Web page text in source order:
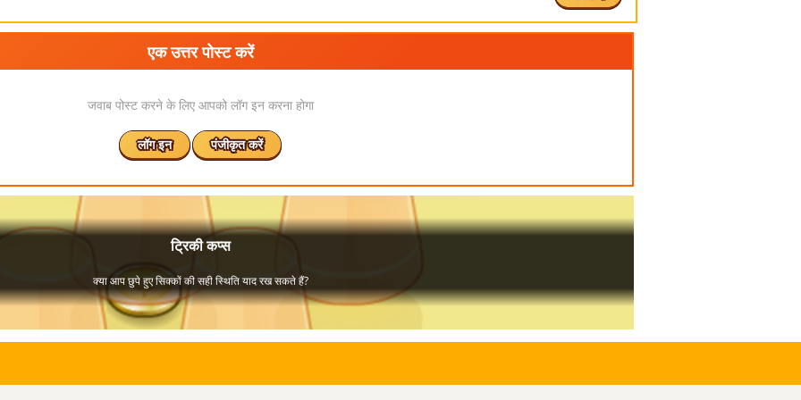
एक उत्तर पोस्ट करें
जवाब पोस्ट करने के लिए आपको लॉग इन करना होगा
लॉग इन पंजीकृत करें